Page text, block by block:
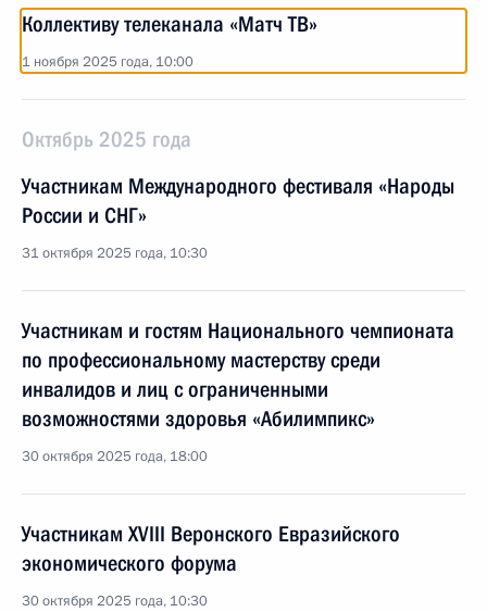
Коллективу телеканала «Матч ТВ»
1 ноября 2025 года, 10:00
Октябрь 2025 года
Участникам Международного фестиваля «Народы
России и СНГ»
31 октября 2025 года, 10:30
Участникам и гостям Национального чемпионата
по профессиональному мастерству среди
инвалидов и лиц с ограниченными
возможностями здоровья «Абилимпикс»
30 октября 2025 года, 18:00
Участникам XVIII Веронского Евразийского
экономического форума
30 октября 2025 года, 10:30